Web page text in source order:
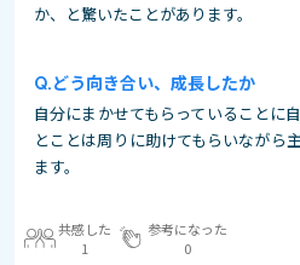
か、と驚いたことがあります。
どう向き合い、成長したか
自分にまかせてもらっていることに
とことは周りに助けてもらいながら
ます。
共感した
1
参考になった
0